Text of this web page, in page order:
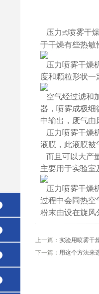
压力式喷雾干
于干燥有些热敏
压力喷雾干燥
度和颗粒形状
空气经过滤和
器，喷雾成极细
中输出，废气由
压力喷雾干燥
液膜，此液膜被
而且可以大产
主要用于实验
压力喷雾干燥
过程中会同热空
粉末由设在旋风
上一篇： 实验用喷雾干
下一篇： 用这个方法来